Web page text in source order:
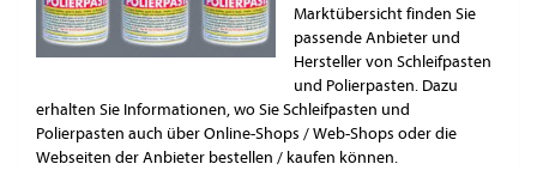
Marktübersicht finden Sie
passende Anbieter und
Hersteller von Schleifpasten
und Polierpasten. Dazu
erhalten Sie Informationen, wo Sie Schleifpasten und
Polierpasten auch über Online-Shops / Web-Shops oder die
Webseiten der Anbieter bestellen / kaufen können.